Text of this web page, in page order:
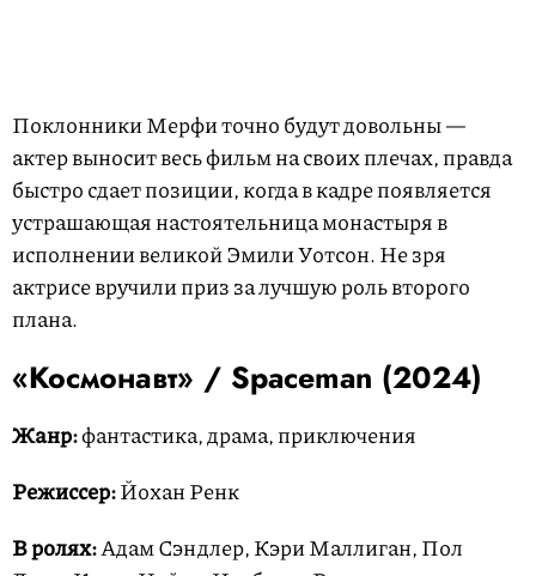
Поклонники Мерфи точно будут довольны —
актер выносит весь фильм на своих плечах, правда
быстро сдает позиции, когда в кадре появляется
устрашающая настоятельница монастыря в
исполнении великой Эмили Уотсон. Не зря
актрисе вручили приз за лучшую роль второго
плана.
«Космонавт» / Spaceman (2024)
Жанр:фантастика, драма, приключения
Режиссер:Йохан Ренк
В ролях:Адам Сэндлер, Кэри Маллиган, Пол